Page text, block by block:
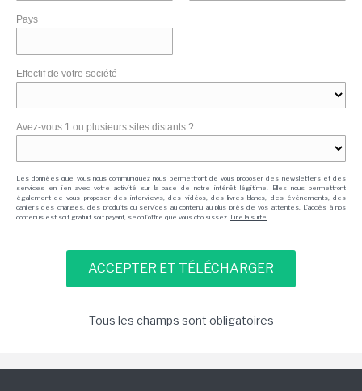
Pays
Effectif de votre société
Avez-vous 1 ou plusieurs sites distants ?
Les données que vous nous communiquez nous permettront de vous proposer des newsletters et des
services en lien avec votre activité sur la base de notre intérêt légitime. Elles nous permettront
également de vous proposer des interviews, des vidéos, des livres blancs, des événements, des
cahiers des charges, des produits ou services au contenu au plus près de vos attentes. L'accès à nos
contenus est soit gratuit soit payant, selon l'offre que vous choisissez. Lire la suite
Tous les champs sont obligatoires